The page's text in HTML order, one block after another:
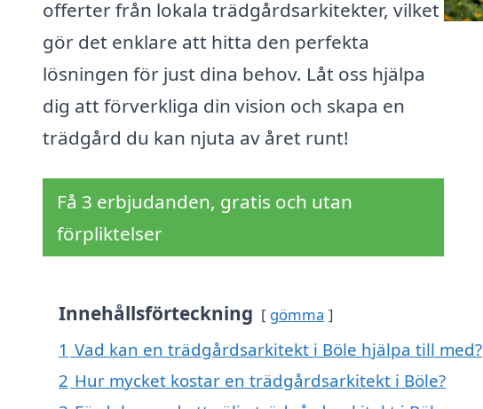
offerter från lokala trädgårdsarkitekter, vilket
gör det enklare att hitta den perfekta
lösningen för just dina behov. Låt oss hjälpa
dig att förverkliga din vision och skapa en
trädgård du kan njuta av året runt!
Få 3 erbjudanden, gratis och utan
förpliktelser
Innehållsförteckning gömma
1 Vad kan en trädgårdsarkitekt i Böle hjälpa till med?
2 Hur mycket kostar en trädgårdsarkitekt i Böle?